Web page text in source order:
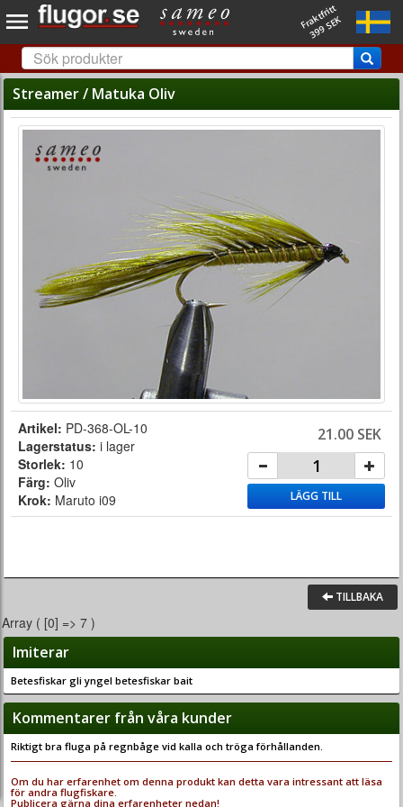
Fraktfritt
399 SEK
Streamer / Matuka Oliv
Artikel: PD-368-OL-10
Lagerstatus: i lager
Storlek: 10
Färg: Oliv
Krok: Maruto i09
21.00 SEK
LÄGG TILL
TILLBAKA
Array ( [0] => 7 )
Imiterar
Betesfiskar gli yngel betesfiskar bait
Kommentarer från våra kunder
Riktigt bra fluga på regnbåge vid kalla och tröga förhållanden.
Om du har erfarenhet om denna produkt kan detta vara intressant att läsa
för andra flugfiskare.
Publicera gärna dina erfarenheter nedan!